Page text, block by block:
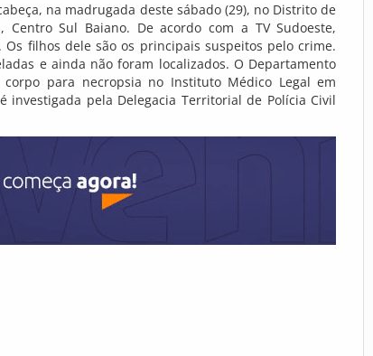
na madrugada deste sábado (29), no Distrito de
Centro Sul Baiano. De acordo com a TV Sudoeste,
filhos dele são os principais suspeitos pelo crime.
e ainda não foram localizados. O Departamento
corpo para necropsia no Instituto Médico Legal em
investigada pela Delegacia Territorial de Polícia Civil